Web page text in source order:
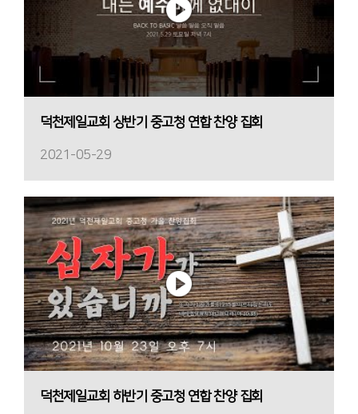
덕천제일교회 상반기 중고청 연합 찬양 집회
2021-05-29
덕천제일교회 하반기 중고청 연합 찬양 집회